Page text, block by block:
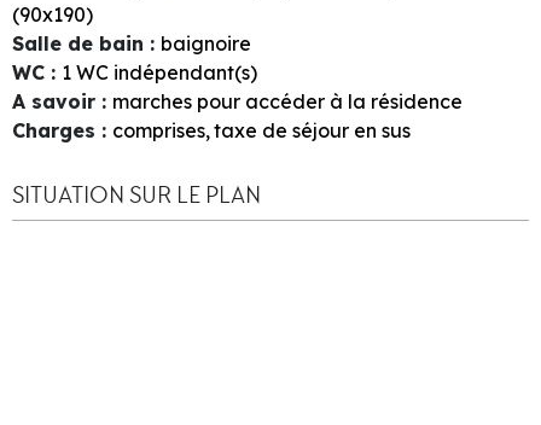
(90x190)
Salle de bain : baignoire
WC : 1 WC indépendant(s)
A savoir : marches pour accéder à la résidence
Charges : comprises taxe de séjour en sus
SITUATION SUR LE PLAN